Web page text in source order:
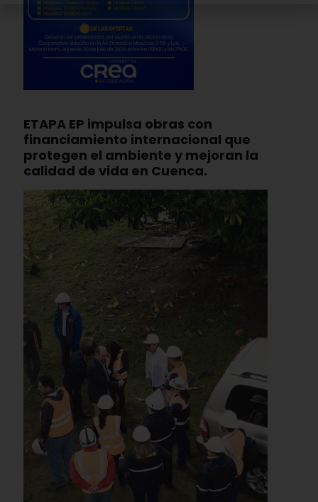
ETAPA EP impulsa obras con
financiamiento internacional que
protegen el ambiente y mejoran la
calidad de vida en Cuenca.